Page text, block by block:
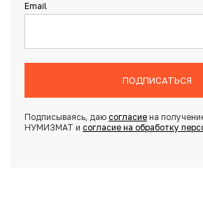
Email
ПОДПИСАТЬСЯ
Подписываясь, даю согласиена
НУМИЗМАТ и согласие на обработку